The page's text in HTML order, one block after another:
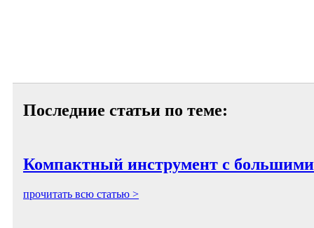
Последние статьи по теме:
Компактный инструмент с
прочитать всю статью >